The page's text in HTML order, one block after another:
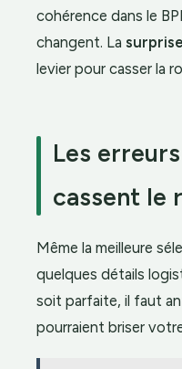
cohérence dans le
changent. La
levier pour casser la
Les
cassent le
Même la meilleure
quelques détails
soit parfaite, il faut
pourraient briser